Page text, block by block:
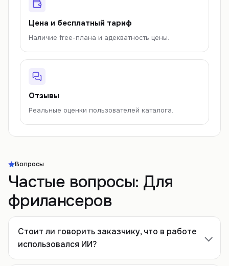
Цена и бесплатный тариф
Наличие free-плана и адекватность цены.
Отзывы
Реальные оценки пользователей каталога.
Вопросы
Частые вопросы: Для
фрилансеров
Стоит ли говорить заказчику, что в работе
использовался ИИ?